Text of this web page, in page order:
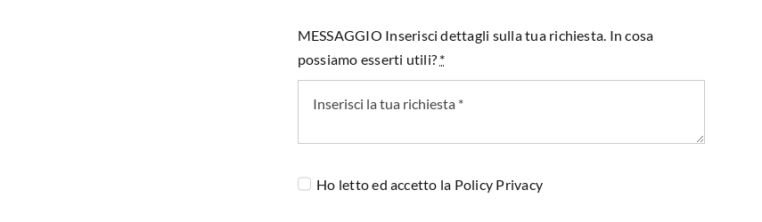
MESSAGGIO Inserisci dettagli sulla tua richiesta. In cosa
possiamo esserti utili? *
Ho letto ed accetto la Policy Privacy